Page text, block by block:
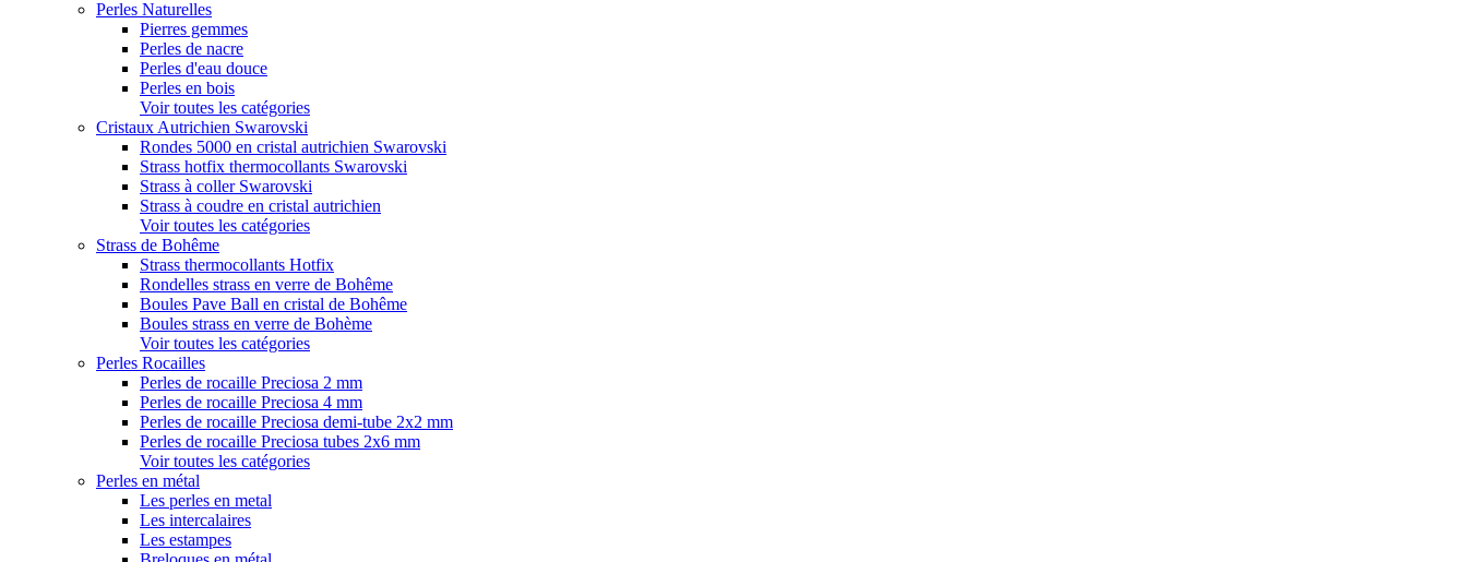
Perles Naturelles
Pierres gemmes
Perles de nacre
Perles d'eau douce
Perles en bois
Voir toutes les catégories
Cristaux Autrichien Swarovski
Rondes 5000 en cristal autrichien Swarovski
Strass hotfix thermocollants Swarovski
Strass à coller Swarovski
Strass à coudre en cristal autrichien
Voir toutes les catégories
Strass de Bohême
Strass thermocollants Hotfix
Rondelles strass en verre de Bohême
Boules Pave Ball en cristal de Bohême
Boules strass en verre de Bohème
Voir toutes les catégories
Perles Rocailles
Perles de rocaille Preciosa 2 mm
Perles de rocaille Preciosa 4 mm
Perles de rocaille Preciosa demi-tube 2x2 mm
Perles de rocaille Preciosa tubes 2x6 mm
Voir toutes les catégories
Perles en métal
Les perles en metal
Les intercalaires
Les estampes